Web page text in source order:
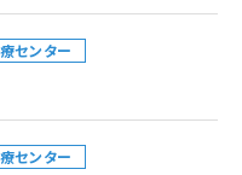
センター
センター